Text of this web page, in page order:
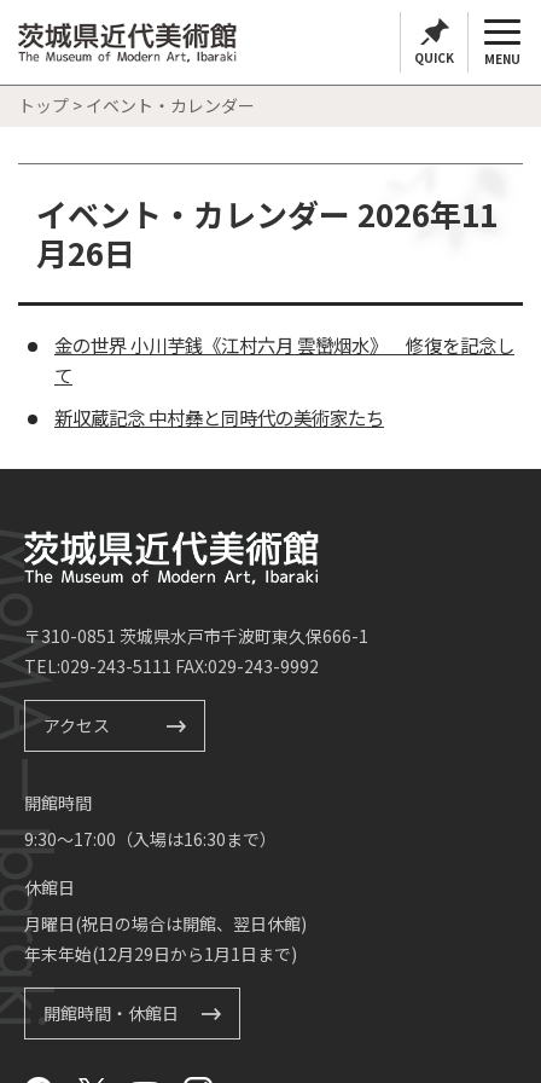
QUICK MENU
トップ > イベント・カレンダー
イベント・カレンダー 2026年11
月26日
金の世界 小川芋銭《江村六月 雲巒烟水》 修復を記念し
て
新収蔵記念 中村彝と同時代の美術家たち
〒310-0851 茨城県水戸市千波町東久保666-1
TEL:029-243-5111 FAX:029-243-9992
アクセス
開館時間
9:30～17:00（入場は16:30まで）
休館日
月曜日(祝日の場合は開館、翌日休館)
年末年始(12月29日から1月1日まで)
開館時間・休館日